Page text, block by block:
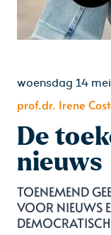
woensdag 14
prof.dr. Irene
De
nieuws
TOENEMEND
VOOR NIEUWS
DEMOCRATISCH